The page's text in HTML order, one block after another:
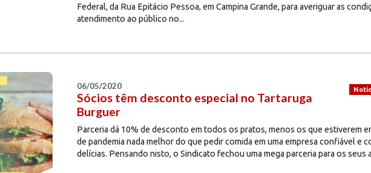
Federal, da Rua Epitácio Pessoa, em Campina Grande, para averiguar as
atendimento ao público no...
06/05/2020
Sócios têm desconto especial no Tartaruga
Burguer
Parceria dá 10% de desconto em todos os pratos, menos os que estiverem
de pandemia nada melhor do que pedir comida em uma empresa confiável e
delícias. Pensando nisto, o Sindicato fechou uma mega parceria para os seus